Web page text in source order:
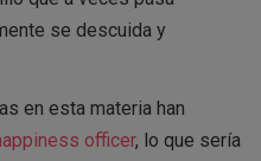
se descuida y
en esta materia han
officer, lo que sería